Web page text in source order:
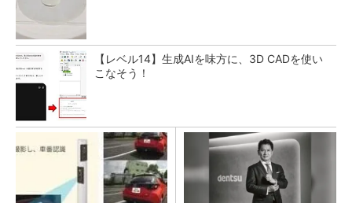
【レベル14】生成AIを味方に、3D CADを使い
こなそう！